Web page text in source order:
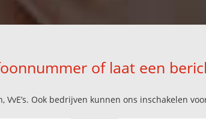
of laat een
Ook bedrijven kunnen ons inschakelen